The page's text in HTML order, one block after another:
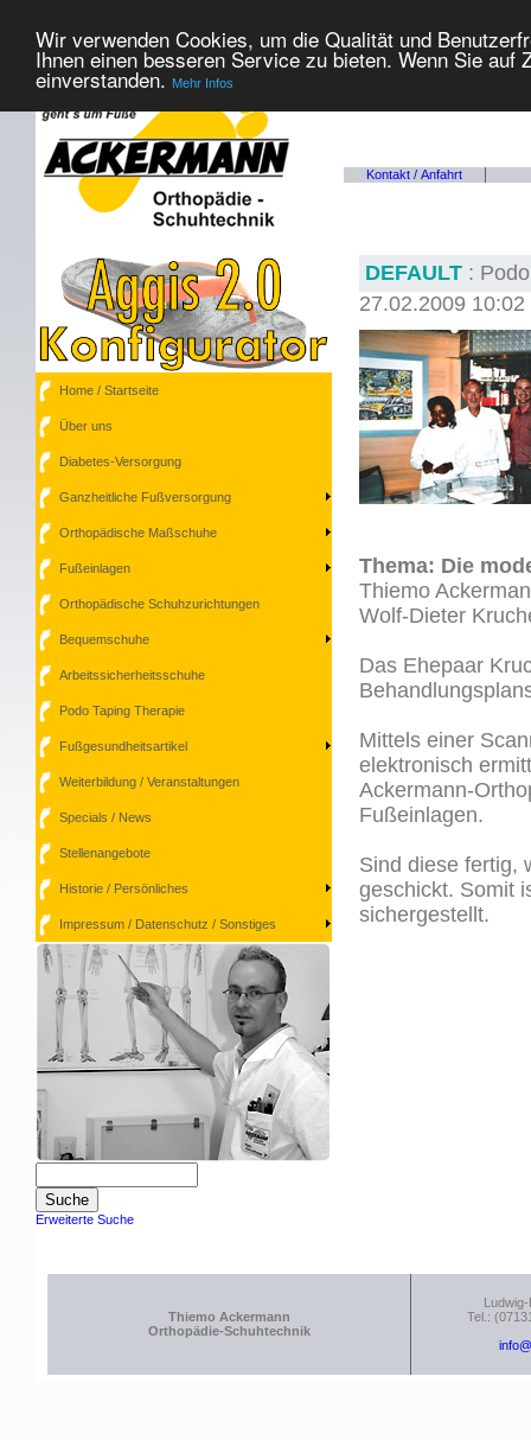
Wir verwenden Cookies, um die Qualität und
Ihnen einen besseren Service zu bieten. Wenn Sie
einverstanden. Mehr Infos
Kontakt / Anfahrt
Home / Startseite
Über uns
Diabetes-Versorgung
Ganzheitliche Fußversorgung
Orthopädische Maßschuhe
Fußeinlagen
Orthopädische Schuhzurichtungen
Bequemschuhe
Arbeitssicherheitsschuhe
Podo Taping Therapie
Fußgesundheitsartikel
Weiterbildung / Veranstaltungen
Specials / News
Stellenangebote
Historie / Persönliches
Impressum / Datenschutz / Sonstiges
Erweiterte Suche
DEFAULT :
27.02.2009 10:02
Thema: Die
Thiemo
Wolf-Dieter
Das Ehepaar
Mittels einer
elektronisch
Ackermann-
Fußeinlagen.
Sind diese fertig,
geschickt. Somit
sichergestellt.
Thiemo Ackermann
Orthopädie-Schuhtechnik
Tel.: